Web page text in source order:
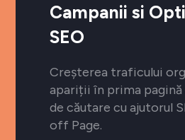
Campanii si
SEO
Creșterea traficului
apariții în prima
de căutare cu ajutorul
off Page.